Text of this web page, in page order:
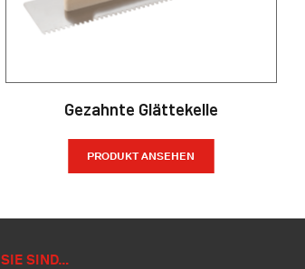
Gezahnte Glättekelle
PRODUKT ANSEHEN
SIE SIND…